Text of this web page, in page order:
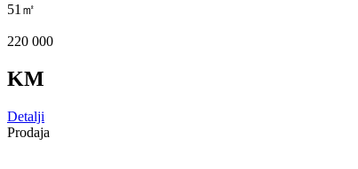
51㎡
220 000
KM
Detalji
Prodaja